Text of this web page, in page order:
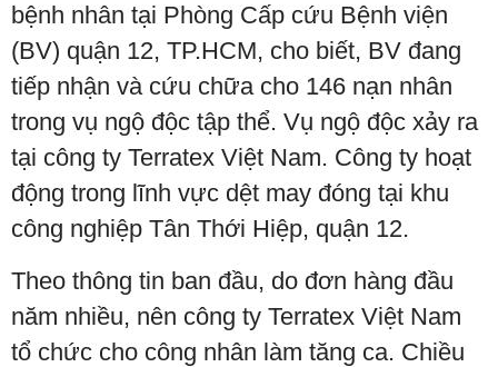
bệnh nhân tại Phòng Cấp cứu Bệnh viện
(BV) quận 12, TP.HCM, cho biết, BV đang
tiếp nhận và cứu chữa cho 146 nạn nhân
trong vụ ngộ độc tập thể. Vụ ngộ độc xảy ra
tại công ty Terratex Việt Nam. Công ty hoạt
động trong lĩnh vực dệt may đóng tại khu
công nghiệp Tân Thới Hiệp, quận 12.
Theo thông tin ban đầu, do đơn hàng đầu
năm nhiều, nên công ty Terratex Việt Nam
tổ chức cho công nhân làm tăng ca. Chiều